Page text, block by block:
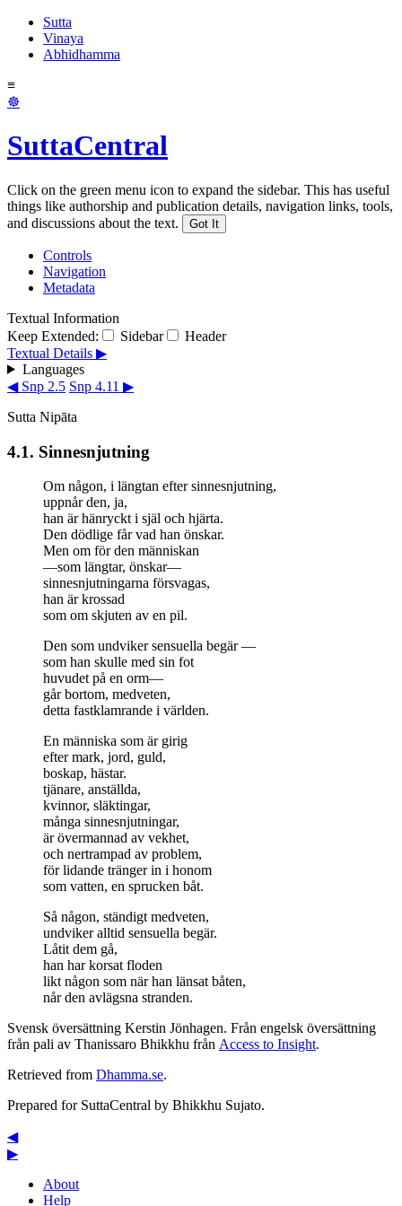
Sutta
Vinaya
Abhidhamma
≡
☸
SuttaCentral
Click on the green menu icon to expand the sidebar. This has useful
things like authorship and publication details, navigation links, tools,
and discussions about the text.
Got It
Controls
Navigation
Metadata
Textual Information
Keep Extended:
Sidebar
Header
Textual Details ▶
Languages
◀ Snp 2.5 Snp 4.11 ▶
Sutta Nipāta
4.1. Sinnesnjutning
Om någon, i längtan efter sinnesnjutning,
uppnår den, ja,
han är hänryckt i själ och hjärta.
Den dödlige får vad han önskar.
Men om för den människan
—som längtar, önskar—
sinnesnjutningarna försvagas,
han är krossad
som om skjuten av en pil.
Den som undviker sensuella begär —
som han skulle med sin fot
huvudet på en orm—
går bortom, medveten,
detta fastklamrande i världen.
En människa som är girig
efter mark, jord, guld,
boskap, hästar.
tjänare, anställda,
kvinnor, släktingar,
många sinnesnjutningar,
är övermannad av vekhet,
och nertrampad av problem,
för lidande tränger in i honom
som vatten, en sprucken båt.
Så någon, ständigt medveten,
undviker alltid sensuella begär.
Låtit dem gå,
han har korsat floden
likt någon som när han länsat båten,
når den avlägsna stranden.
Svensk översättning Kerstin Jönhagen. Från engelsk översättning
från pali av Thanissaro Bhikkhu från Access to Insight.
Retrieved from Dhamma.se.
Prepared for SuttaCentral by Bhikkhu Sujato.
◀
▶
About
Help